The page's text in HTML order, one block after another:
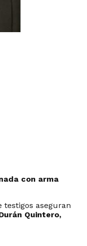
con arma
aseguran
Quintero,